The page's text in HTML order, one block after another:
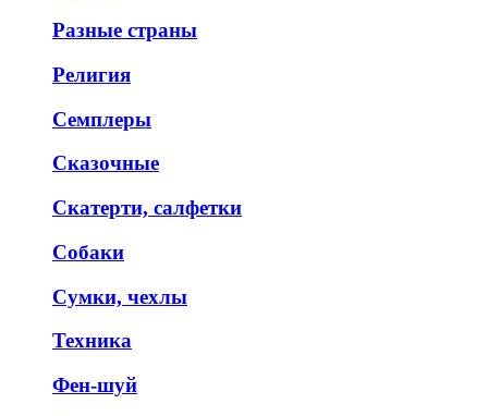
Разные страны
Религия
Семплеры
Сказочные
Скатерти, салфетки
Собаки
Сумки, чехлы
Техника
Фен-шуй